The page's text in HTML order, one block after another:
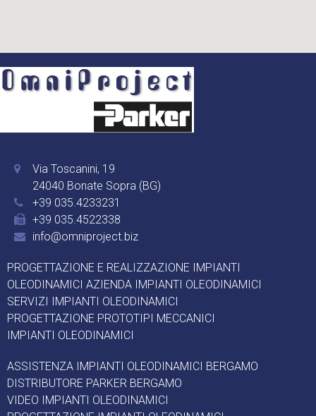
Via Toscanini, 19
24040 Bonate Sopra (BG)
+39 035.4233231
+39 035.4522338
info@omniproject.biz
PROGETTAZIONE E REALIZZAZIONE IMPIANTI
OLEODINAMICI AZIENDA IMPIANTI OLEODINAMICI
SERVIZI IMPIANTI OLEODINAMICI
PROGETTAZIONE PROTOTIPI MECCANICI
IMPIANTI OLEODINAMICI
ASSISTENZA IMPIANTI OLEODINAMICI BERGAMO
DISTRIBUTORE PARKER BERGAMO
VIDEO IMPIANTI OLEODINAMICI